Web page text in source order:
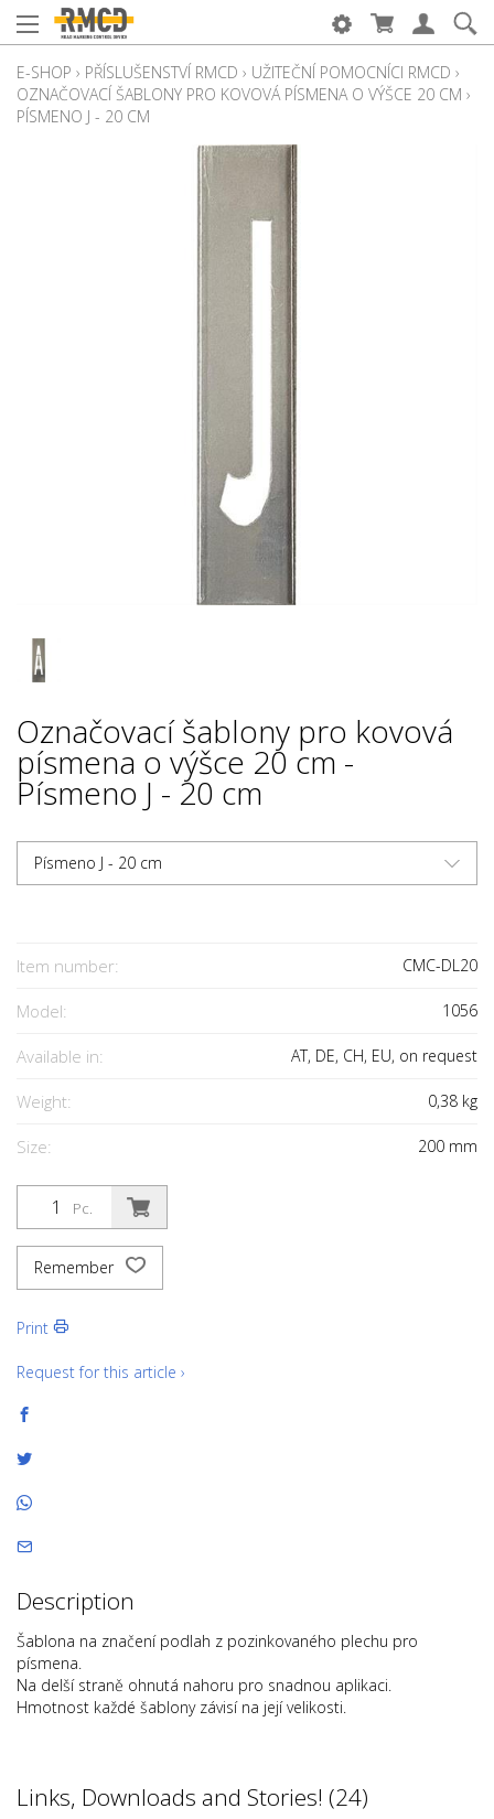
E-SHOP › PŘÍSLUŠENSTVÍ RMCD › UŽITEČNÍ POMOCNÍCI RMCD ›
OZNAČOVACÍ ŠABLONY PRO KOVOVÁ PÍSMENA O VÝŠCE 20 CM ›
PÍSMENO J - 20 CM
Označovací šablony pro kovová
písmena o výšce 20 cm -
Písmeno J - 20 cm
Písmeno J - 20 cm
Item number: CMC-DL20
Model: 1056
Available in: AT, DE, CH, EU, on request
Weight: 0,38 kg
Size: 200 mm
Pc.
Remember
Print
Request for this article ›
Description
Šablona na značení podlah z pozinkovaného plechu pro
písmena.
Na delší straně ohnutá nahoru pro snadnou aplikaci.
Hmotnost každé šablony závisí na její velikosti.
Links, Downloads and Stories! (24)